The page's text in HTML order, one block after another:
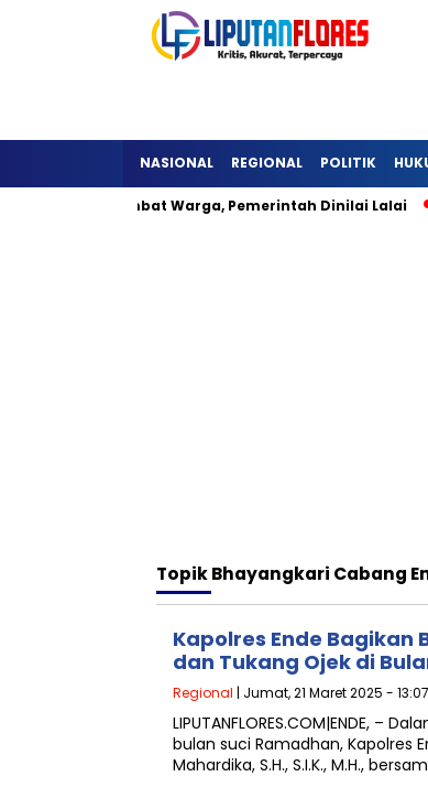
NASIONAL REGIONAL POLITIK
Detukeli Hambat Warga, Pemerintah Dinilai Lalai
TopikBhayangkari Cabang
Kapolres Ende Bagikan
dan Tukang Ojek di
Regional | Jumat, 21 Maret 2025 -
LIPUTANFLORES.COM|ENDE, –
bulan suci Ramadhan, Kapolres
Mahardika, S.H., S.I.K., M.H.,